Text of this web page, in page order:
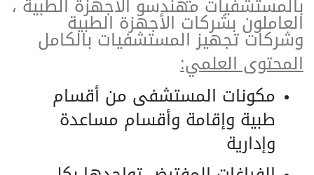
العاملون بشركات الأجهزة الطبية
وشركات تجهيز المستشفيات بالكامل
المحتوى العلمي:
مكونات المستشفى من أقسام
طبية وإقامة وأقسام مساعدة
وإدارية